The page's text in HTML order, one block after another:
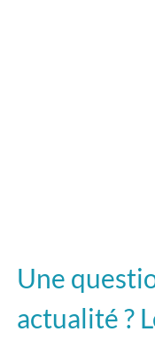
Une
actualité ?